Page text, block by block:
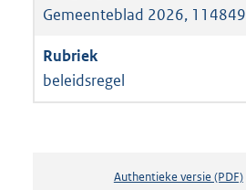
Gemeenteblad 2026, 114849
beleidsregel
Authentieke versie (PDF)b